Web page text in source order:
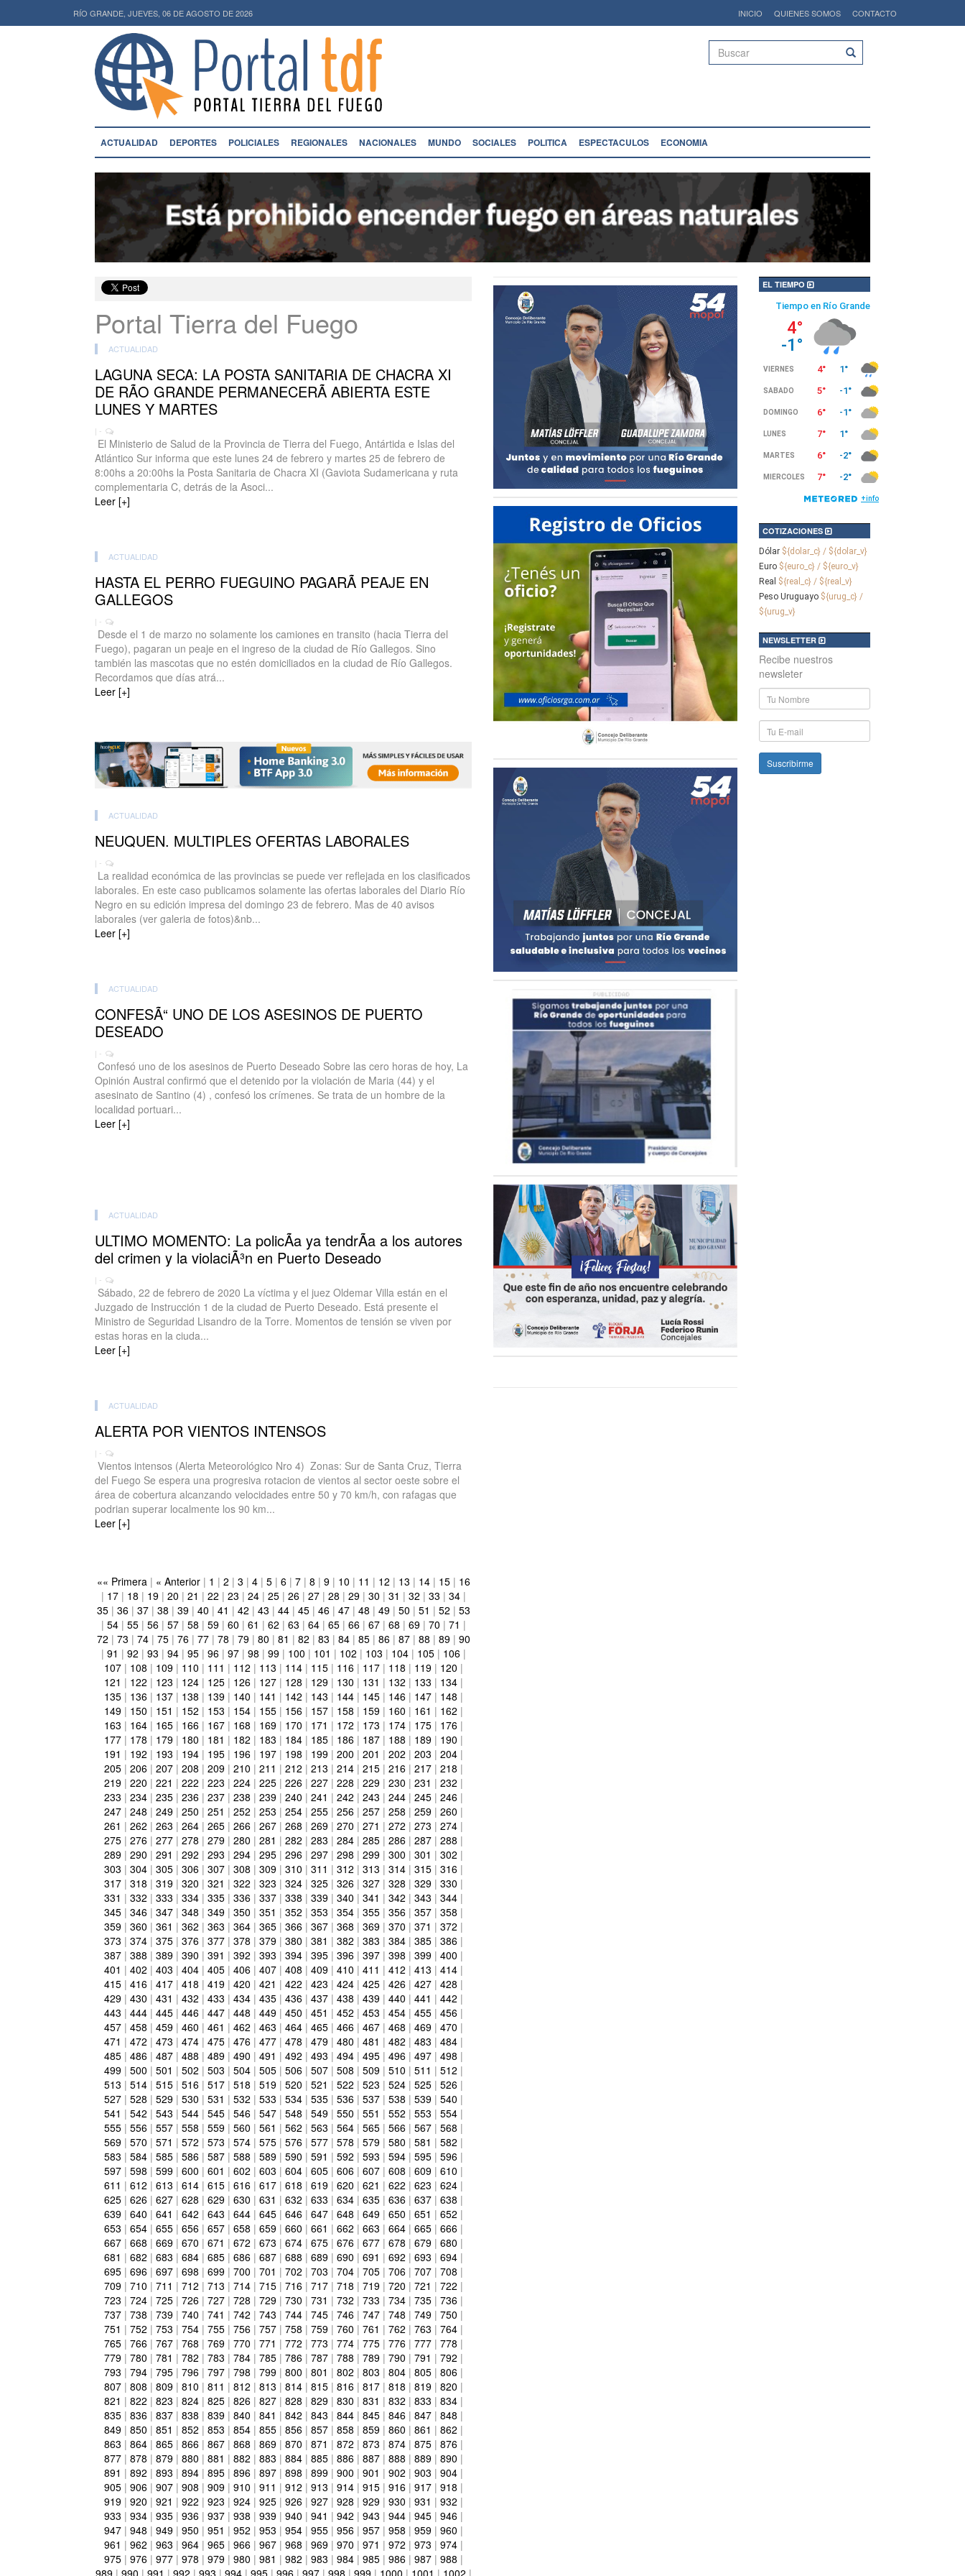
RÍO GRANDE, JUEVES, 06 DE AGOSTO DE 2026 INICIO QUIENES SOMOS CONTACTO
Buscar
ACTUALIDAD DEPORTES POLICIALES REGIONALES NACIONALES MUNDO SOCIALES POLITICA ESPECTACULOS ECONOMIA
Portal Tierra del Fuego
ACTUALIDAD
LAGUNA SECA: LA POSTA SANITARIA DE CHACRA XI
DE RÃO GRANDE PERMANECERÃ ABIERTA ESTE
LUNES Y MARTES
| -
El Ministerio de Salud de la Provincia de Tierra del Fuego, Antártida e Islas del
Atlántico Sur informa que este lunes 24 de febrero y martes 25 de febrero de
8:00hs a 20:00hs la Posta Sanitaria de Chacra XI (Gaviota Sudamericana y ruta
complementaria C, detrás de la Asoci...
Leer [+]
ACTUALIDAD
HASTA EL PERRO FUEGUINO PAGARÃ PEAJE EN
GALLEGOS
| -
Desde el 1 de marzo no solamente los camiones en transito (hacia Tierra del
Fuego), pagaran un peaje en el ingreso de la ciudad de Río Gallegos. Sino
también las mascotas que no estén domiciliados en la ciudad de Río Gallegos.
Recordamos que días atrá...
Leer [+]
ACTUALIDAD
NEUQUEN. MULTIPLES OFERTAS LABORALES
| -
La realidad económica de las provincias se puede ver reflejada en los clasificados
laborales. En este caso publicamos solamente las ofertas laborales del Diario Río
Negro en su edición impresa del domingo 23 de febrero. Mas de 40 avisos
laborales (ver galeria de fotos)&nb...
Leer [+]
ACTUALIDAD
CONFESÃ“ UNO DE LOS ASESINOS DE PUERTO
DESEADO
| -
Confesó uno de los asesinos de Puerto Deseado Sobre las cero horas de hoy, La
Opinión Austral confirmó que el detenido por la violación de Maria (44) y el
asesinato de Santino (4) , confesó los crímenes. Se trata de un hombre de la
localidad portuari...
Leer [+]
ACTUALIDAD
ULTIMO MOMENTO: La policÃ­a ya tendrÃ­a a los autores
del crimen y la violaciÃ³n en Puerto Deseado
| -
Sábado, 22 de febrero de 2020 La víctima y el juez Oldemar Villa están en el
Juzgado de Instrucción 1 de la ciudad de Puerto Deseado. Está presente el
Ministro de Seguridad Lisandro de la Torre. Momentos de tensión se viven por
estas horas en la ciuda...
Leer [+]
ACTUALIDAD
ALERTA POR VIENTOS INTENSOS
| -
Vientos intensos (Alerta Meteorológico Nro 4) Zonas: Sur de Santa Cruz, Tierra
del Fuego Se espera una progresiva rotacion de vientos al sector oeste sobre el
área de cobertura alcanzando velocidades entre 50 y 70 km/h, con rafagas que
podrian superar localmente los 90 km...
Leer [+]
«« Primera | « Anterior| 1 | 2 | 3 | 4| 5| 6| 7| 8 | 9| 10 | 11 | 12 | 13 | 14| 15| 16
| 17| 18 | 19| 20 | 21 | 22 | 23 | 24| 25| 26| 27| 28 | 29| 30 | 31 | 32 | 33 | 34|
35| 36| 37| 38 | 39| 40 | 41 | 42 | 43 | 44| 45| 46| 47| 48 | 49| 50 | 51 | 52 | 53
| 54| 55| 56| 57| 58 | 59| 60 | 61 | 62 | 63 | 64| 65| 66| 67| 68 | 69| 70 | 71 |
72 | 73 | 74| 75| 76| 77| 78 | 79| 80 | 81 | 82 | 83 | 84| 85| 86| 87| 88 | 89| 90
| 91 | 92 | 93 | 94| 95| 96| 97| 98 | 99| 100 | 101 | 102 | 103 | 104| 105| 106|
107| 108 | 109| 110 | 111 | 112 | 113 | 114| 115| 116| 117| 118 | 119| 120 |
121 | 122 | 123 | 124| 125| 126| 127| 128 | 129| 130 | 131 | 132 | 133 | 134|
135| 136| 137| 138 | 139| 140 | 141 | 142 | 143 | 144| 145| 146| 147| 148 |
149| 150 | 151 | 152 | 153 | 154| 155| 156| 157| 158 | 159| 160 | 161 | 162 |
163 | 164| 165| 166| 167| 168 | 169| 170 | 171 | 172 | 173 | 174| 175| 176|
177| 178 | 179| 180 | 181 | 182 | 183 | 184| 185| 186| 187| 188 | 189| 190 |
191 | 192 | 193 | 194| 195| 196| 197| 198 | 199| 200 | 201 | 202 | 203 | 204|
205| 206| 207| 208 | 209| 210 | 211 | 212 | 213 | 214| 215| 216| 217| 218 |
219| 220 | 221 | 222 | 223 | 224| 225| 226| 227| 228 | 229| 230 | 231 | 232 |
233 | 234| 235| 236| 237| 238 | 239| 240 | 241 | 242 | 243 | 244| 245| 246|
247| 248 | 249| 250 | 251 | 252 | 253 | 254| 255| 256| 257| 258 | 259| 260 |
261 | 262 | 263 | 264| 265| 266| 267| 268 | 269| 270 | 271 | 272 | 273 | 274|
275| 276| 277| 278 | 279| 280 | 281 | 282 | 283 | 284| 285| 286| 287| 288 |
289| 290 | 291 | 292 | 293 | 294| 295| 296| 297| 298 | 299| 300 | 301 | 302 |
303 | 304| 305| 306| 307| 308 | 309| 310 | 311 | 312 | 313 | 314| 315| 316|
317| 318 | 319| 320 | 321 | 322 | 323 | 324| 325| 326| 327| 328 | 329| 330 |
331 | 332 | 333 | 334| 335| 336| 337| 338 | 339| 340 | 341 | 342 | 343 | 344|
345| 346| 347| 348 | 349| 350 | 351 | 352 | 353 | 354| 355| 356| 357| 358 |
359| 360 | 361 | 362 | 363 | 364| 365| 366| 367| 368 | 369| 370 | 371 | 372 |
373 | 374| 375| 376| 377| 378 | 379| 380 | 381 | 382 | 383 | 384| 385| 386|
387| 388 | 389| 390 | 391 | 392 | 393 | 394| 395| 396| 397| 398 | 399| 400 |
401 | 402 | 403 | 404| 405| 406| 407| 408 | 409| 410 | 411 | 412 | 413 | 414|
415| 416| 417| 418 | 419| 420 | 421 | 422 | 423 | 424| 425| 426| 427| 428 |
429| 430 | 431 | 432 | 433 | 434| 435| 436| 437| 438 | 439| 440 | 441 | 442 |
443 | 444| 445| 446| 447| 448 | 449| 450 | 451 | 452 | 453 | 454| 455| 456|
457| 458 | 459| 460 | 461 | 462 | 463 | 464| 465| 466| 467| 468 | 469| 470 |
471 | 472 | 473 | 474| 475| 476| 477| 478 | 479| 480 | 481 | 482 | 483 | 484|
485| 486| 487| 488 | 489| 490 | 491 | 492 | 493 | 494| 495| 496| 497| 498 |
499| 500 | 501 | 502 | 503 | 504| 505| 506| 507| 508 | 509| 510 | 511 | 512 |
513 | 514| 515| 516| 517| 518 | 519| 520 | 521 | 522 | 523 | 524| 525| 526|
527| 528 | 529| 530 | 531 | 532 | 533 | 534| 535| 536| 537| 538 | 539| 540 |
541 | 542 | 543 | 544| 545| 546| 547| 548 | 549| 550 | 551 | 552 | 553 | 554|
555| 556| 557| 558 | 559| 560 | 561 | 562 | 563 | 564| 565| 566| 567| 568 |
569| 570 | 571 | 572 | 573 | 574| 575| 576| 577| 578 | 579| 580 | 581 | 582 |
583 | 584| 585| 586| 587| 588 | 589| 590 | 591 | 592 | 593 | 594| 595| 596|
597| 598 | 599| 600 | 601 | 602 | 603 | 604| 605| 606| 607| 608 | 609| 610 |
611 | 612 | 613 | 614| 615| 616| 617| 618 | 619| 620 | 621 | 622 | 623 | 624|
625| 626| 627| 628 | 629| 630 | 631 | 632 | 633 | 634| 635| 636| 637| 638 |
639| 640 | 641 | 642 | 643 | 644| 645| 646| 647| 648 | 649| 650 | 651 | 652 |
653 | 654| 655| 656| 657| 658 | 659| 660 | 661 | 662 | 663 | 664| 665| 666|
667| 668 | 669| 670 | 671 | 672 | 673 | 674| 675| 676| 677| 678 | 679| 680 |
681 | 682 | 683 | 684| 685| 686| 687| 688 | 689| 690 | 691 | 692 | 693 | 694|
695| 696| 697| 698 | 699| 700 | 701 | 702 | 703 | 704| 705| 706| 707| 708 |
709| 710 | 711 | 712 | 713 | 714| 715| 716| 717| 718 | 719| 720 | 721 | 722 |
723 | 724| 725| 726| 727| 728 | 729| 730 | 731 | 732 | 733 | 734| 735| 736|
737| 738 | 739| 740 | 741 | 742 | 743 | 744| 745| 746| 747| 748 | 749| 750 |
751 | 752 | 753 | 754| 755| 756| 757| 758 | 759| 760 | 761 | 762 | 763 | 764|
765| 766| 767| 768 | 769| 770 | 771 | 772 | 773 | 774| 775| 776| 777| 778 |
779| 780 | 781 | 782 | 783 | 784| 785| 786| 787| 788 | 789| 790 | 791 | 792 |
793 | 794| 795| 796| 797| 798 | 799| 800 | 801 | 802 | 803 | 804| 805| 806|
807| 808 | 809| 810 | 811 | 812 | 813 | 814| 815| 816| 817| 818 | 819| 820 |
821 | 822 | 823 | 824| 825| 826| 827| 828 | 829| 830 | 831 | 832 | 833 | 834|
835| 836| 837| 838 | 839| 840 | 841 | 842 | 843 | 844| 845| 846| 847| 848 |
849| 850 | 851 | 852 | 853 | 854| 855| 856| 857| 858 | 859| 860 | 861 | 862 |
863 | 864| 865| 866| 867| 868 | 869| 870 | 871 | 872 | 873 | 874| 875| 876|
877| 878 | 879| 880 | 881 | 882 | 883 | 884| 885| 886| 887| 888 | 889| 890 |
891 | 892 | 893 | 894| 895| 896| 897| 898 | 899| 900 | 901 | 902 | 903 | 904|
905| 906| 907| 908 | 909| 910 | 911 | 912 | 913 | 914| 915| 916| 917| 918 |
919| 920 | 921 | 922 | 923 | 924| 925| 926| 927| 928 | 929| 930 | 931 | 932 |
933 | 934| 935| 936| 937| 938 | 939| 940 | 941 | 942 | 943 | 944| 945| 946|
947| 948 | 949| 950 | 951 | 952 | 953 | 954| 955| 956| 957| 958 | 959| 960 |
961 | 962 | 963 | 964| 965| 966| 967| 968 | 969| 970 | 971 | 972 | 973 | 974|
975| 976| 977| 978 | 979| 980 | 981 | 982 | 983 | 984| 985| 986| 987| 988 |
989| 990 | 991 | 992 | 993 | 994| 995| 996| 997| 998 | 999| 1000 | 1001 | 1002 |
EL TIEMPO
COTIZACIONES
Dólar ${dolar_c} / ${dolar_v}
Euro ${euro_c} / ${euro_v}
Real ${real_c} / ${real_v}
Peso Uruguayo ${urug_c} /
${urug_v}
NEWSLETTER
Recibe nuestros
newsleter
Nombre
y
Apellido
E-
mail